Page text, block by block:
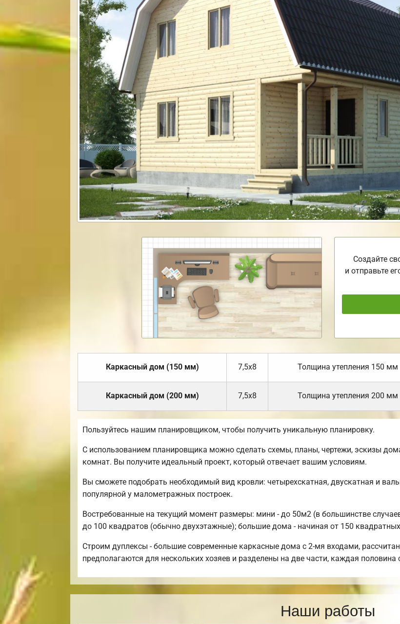
Создайте
и отправьте
Каркасный дом (150 мм) 7,5х8 Толщина утепления 150 мм
Каркасный дом (200 мм) 7,5х8 Толщина утепления 200 мм
Пользуйтесь нашим планировщиком, чтобы получить уникальную планировку.
С использованием планировщика можно сделать схемы, планы, чертежи, эскизы
комнат. Вы получите идеальный проект, который отвечает вашим условиям.
Вы сможете подобрать необходимый вид кровли: четырехскатная, двускатная и
популярной у малометражных построек.
Востребованные на текущий момент размеры: мини - до 50м2 (в большинстве
до 100 квадратов (обычно двухэтажные); большие дома - начиная от 150
Строим дуплексы - большие современные каркасные дома с 2-мя входами,
предполагаются для нескольких хозяев и разделены на две части, каждая
Наши работы